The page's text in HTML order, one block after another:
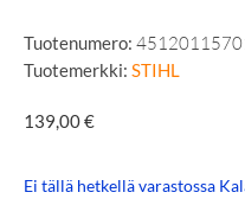
Tuotenumero:
Tuotemerkki: STIHL
139,00€
Ei tällä hetkellä varastossa